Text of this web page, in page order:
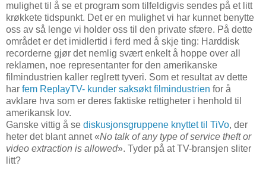
mulighet til å se et program som tilfeldigvis sendes på et litt
krøkkete tidspunkt. Det er en mulighet vi har kunnet benytte
oss av så lenge vi holder oss til den private sfære. På dette
området er det imidlertid i ferd med å skje ting: Harddisk
recorderne gjør det nemlig svært enkelt å hoppe over all
reklamen, noe representanter for den amerikanske
filmindustrien kaller reglrett tyveri. Som et resultat av dette
har fem ReplayTV- kunder saksøkt filmindustrien for å
avklare hva som er deres faktiske rettigheter i henhold til
amerikansk lov.
Ganske vittig å se diskusjonsgruppene knyttet til TiVo, der
heter det blant annet «No talk of any type of service theft or
video extraction is allowed». Tyder på at TV-bransjen sliter
litt?